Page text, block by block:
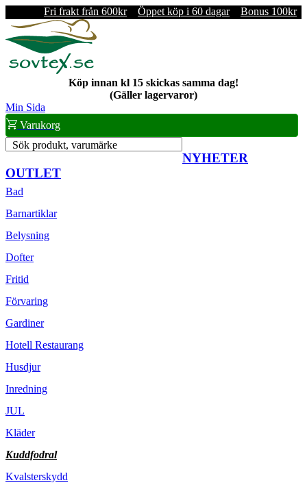
Fri frakt från 600kr Öppet köp i 60 dagar Bonus 100kr
Köp innan kl 15 skickas samma dag!
(Gäller lagervaror)
Min Sida
Varukorg
Sök produkt, varumärke
NYHETER
OUTLET
Bad
Barnartiklar
Belysning
Dofter
Fritid
Förvaring
Gardiner
Hotell Restaurang
Husdjur
Inredning
JUL
Kläder
Kuddfodral
Kvalsterskydd